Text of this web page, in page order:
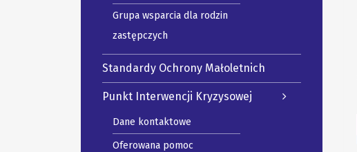
Grupa wsparcia dla rodzin
zastępczych
Standardy Ochrony Małoletnich
Punkt Interwencji Kryzysowej
Dane kontaktowe
Oferowana pomoc